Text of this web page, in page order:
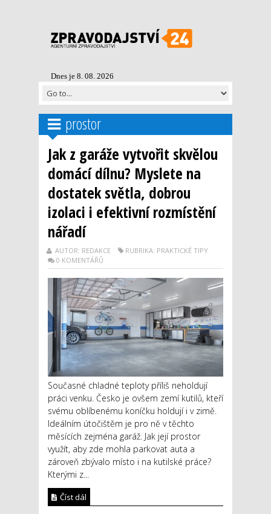
Dnes je 8. 08. 2026
prostor
Jak z garáže vytvořit skvělou
domácí dílnu? Myslete na
dostatek světla, dobrou
izolaci i efektivní rozmístění
nářadí
AUTOR: REDAKCE
RUBRIKA: PRAKTICKÉ TIPY
0 KOMENTÁŘŮ
Současné chladné teploty příliš neholdují
práci venku. Česko je ovšem zemí kutilů, kteří
svému oblíbenému koníčku holdují i v zimě.
Ideálním útočištěm je pro ně v těchto
měsících zejména garáž. Jak její prostor
využít, aby zde mohla parkovat auta a
zároveň zbývalo místo i na kutilské práce?
Kterými z...
Číst dál